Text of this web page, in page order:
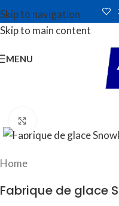
Skip to navigation
Skip to main content
MENU
Home
Fabrique de glace